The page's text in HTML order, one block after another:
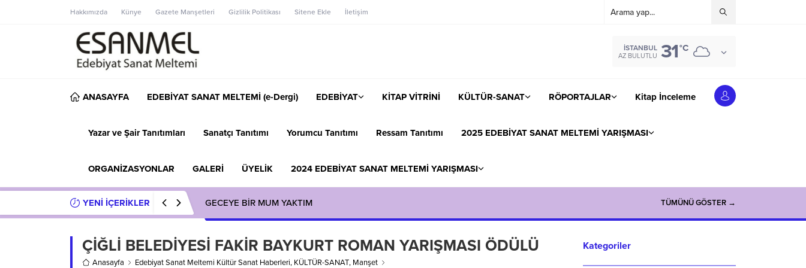
Hakkımızda Künye Gazete Manşetleri Gizlilik Politikası Sitene Ekle İletişim
İSTANBUL
AZ BULUTLU 31°C
ANASAYFA EDEBİYAT SANAT MELTEMİ (e-Dergi) EDEBİYAT KİTAP VİTRİNİ KÜLTÜR-SANAT RÖPORTAJLAR Kitap İnceleme
Yazar ve Şair Tanıtımları Sanatçı Tanıtımı Yorumcu Tanıtımı Ressam Tanıtımı 2025 EDEBİYAT SANAT MELTEMİ YARIŞMASI
ORGANİZASYONLAR GALERİ ÜYELİK 2024 EDEBİYAT SANAT MELTEMİ YARIŞMASI
YENİ İÇERİKLER GECEYE BİR MUM YAKTIM TÜMÜNÜ GÖSTER →
ÇİĞLİ BELEDİYESİ FAKİR BAYKURT ROMAN YARIŞMASI ÖDÜLÜ
Anasayfa Edebiyat Sanat Meltemi Kültür Sanat Haberleri, KÜLTÜR-SANAT, Manşet
Kategoriler